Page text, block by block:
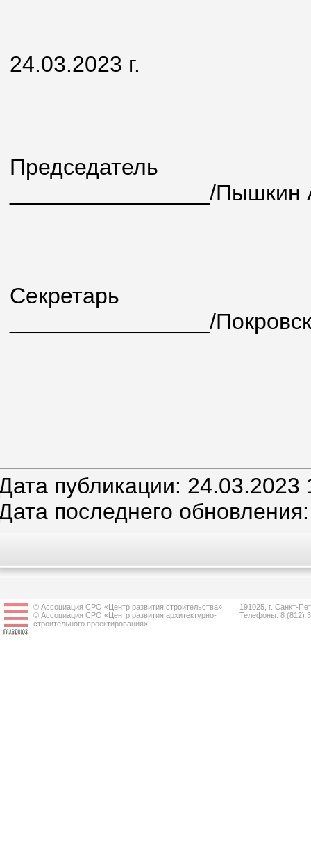
24.03.2023 г.
________________/Пышкин
________________/
публикации: 24.03.2023
последнего
© Ассоциация СРО «Центр развития строительства»
© Ассоциация СРО «Центр развития архитектурно-
строительного проектирования»
191025, г. Санкт-
Телефоны: 8 (812)